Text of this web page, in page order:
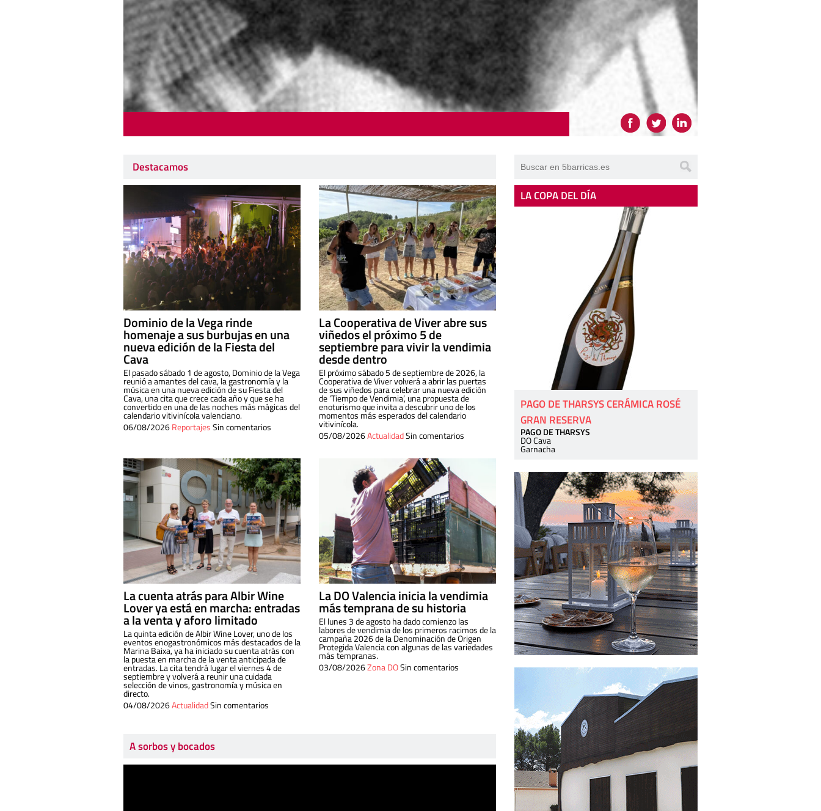
Destacamos
Dominio de la Vega rinde
homenaje a sus burbujas en una
nueva edición de la Fiesta del
Cava
El pasado sábado 1 de agosto, Dominio de la Vega
reunió a amantes del cava, la gastronomía y la
música en una nueva edición de su Fiesta del
Cava, una cita que crece cada año y que se ha
convertido en una de las noches más mágicas del
calendario vitivinícola valenciano.
06/08/2026ReportajesSin comentarios
La Cooperativa de Viver abre sus
viñedos el próximo 5 de
septiembre para vivir la vendimia
desde dentro
El próximo sábado 5 de septiembre de 2026, la
Cooperativa de Viver volverá a abrir las puertas
de sus viñedos para celebrar una nueva edición
de ‘Tiempo de Vendimia’, una propuesta de
enoturismo que invita a descubrir uno de los
momentos más esperados del calendario
vitivinícola.
05/08/2026ActualidadSin comentarios
La cuenta atrás para Albir Wine
Lover ya está en marcha: entradas
a la venta y aforo limitado
La quinta edición de Albir Wine Lover, uno de los
eventos enogastronómicos más destacados de la
Marina Baixa, ya ha iniciado su cuenta atrás con
la puesta en marcha de la venta anticipada de
entradas. La cita tendrá lugar el viernes 4 de
septiembre y volverá a reunir una cuidada
selección de vinos, gastronomía y música en
directo.
04/08/2026ActualidadSin comentarios
La DO Valencia inicia la vendimia
más temprana de su historia
El lunes 3 de agosto ha dado comienzo las
labores de vendimia de los primeros racimos de la
campaña 2026 de la Denominación de Origen
Protegida Valencia con algunas de las variedades
más tempranas.
03/08/2026Zona DOSin comentarios
A sorbos y bocados
LA COPA DEL DÍA
PAGO DE THARSYS CERÁMICA ROSÉ
GRAN RESERVA
PAGO DE THARSYS
DO Cava
Garnacha